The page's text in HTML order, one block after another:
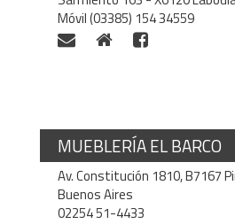
Móvil (03385) 154 34559
MUEBLERÍA EL BARCO
Av. Constitución 1810, B7167
Buenos Aires
02254 51-4433